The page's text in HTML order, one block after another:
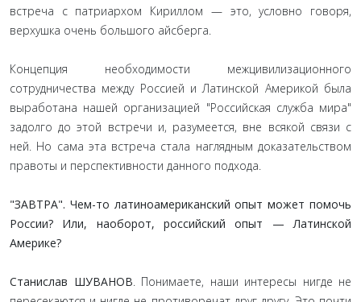
встреча с патриархом Кириллом — это, условно говоря,
верхушка очень большого айсберга.
Концепция необходимости межцивилизационного
сотрудничества между Россией и Латинской Америкой была
выработана нашей организацией "Российская служба мира"
задолго до этой встречи и, разумеется, вне всякой связи с
ней. Но сама эта встреча стала наглядным доказательством
правоты и перспективности данного подхода.
"ЗАВТРА". Чем-то латиноамериканский опыт может помочь
России? Или, наоборот, российский опыт — Латинской
Америке?
Станислав ШУВАНОВ. Понимаете, наши интересы нигде не